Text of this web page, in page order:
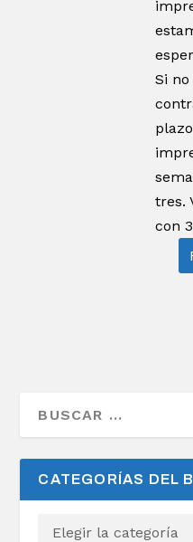
Si
tres.
con
CATEGORÍAS DEL